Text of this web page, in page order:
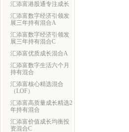
汇添富港股通专注成长
汇添富数字经济引领发
展三年持有混合A
汇添富数字经济引领发
展三年持有混合C
汇添富优质成长混合A
汇添富数字生活六个月
持有混合
汇添富核心精选混合
（LOF）
汇添富高质量成长精选2
年持有混合
汇添富价值成长均衡投
资混合C